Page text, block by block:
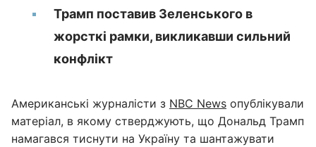
Трамп поставив Зеленського в
жорсткі рамки, викликавши сильний
конфлікт
Американські журналісти з NBC News опублікували
матеріал, в якому стверджують, що Дональд Трамп
намагався тиснути на Україну та шантажувати